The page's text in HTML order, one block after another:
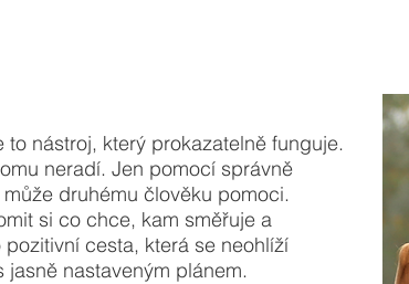
nástroj, který prokazatelně funguje.
neradí. Jen pomocí správně
druhému člověku pomoci.
si co chce, kam směřuje a
cesta, která se neohlíží
nastaveným plánem.